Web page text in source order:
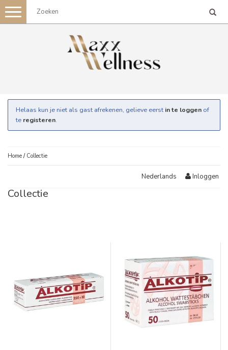
Toggle
navigation
Helaas kun je niet als gast afrekenen, gelieve eerst in te loggen of
te registeren.
Home / Collectie
Nederlands Inloggen
Collectie